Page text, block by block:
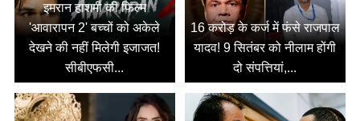
इमरान हाशमी की फिल्म
'आवारापन 2' बच्चों को अकेले
देखने की नहीं मिलेगी इजाजत!
सीबीएफसी...
16 करोड़ के कर्ज में फंसे राजपाल
यादव! 9 सितंबर को नीलाम होंगी
दो संपत्तियां,...